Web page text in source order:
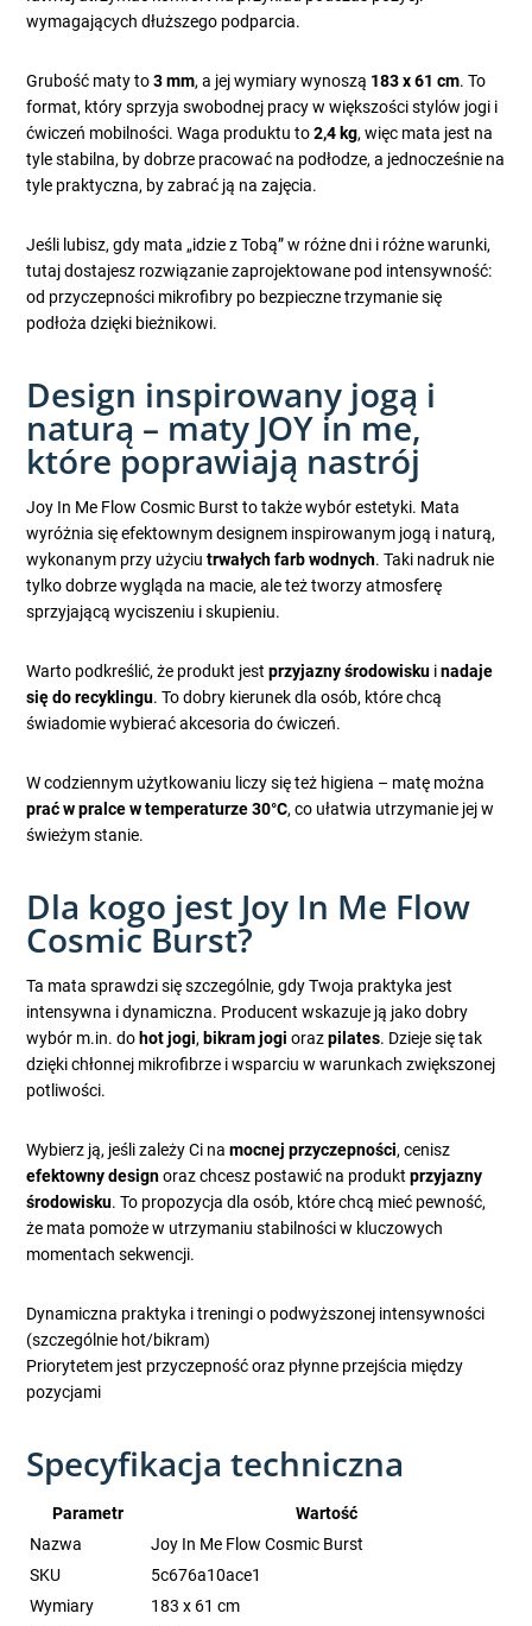
wymagających dłuższego podparcia.
Grubość maty to3 mm, a jej wymiary wynoszą 183 x 61 cm. To
format, który sprzyja swobodnej pracy w większości stylów jogi i
ćwiczeń mobilności. Waga produktu to2,4 kg, więc mata jest na
tyle stabilna, by dobrze pracować na podłodze, a jednocześnie na
tyle praktyczna, by zabrać ją na zajęcia.
Jeśli lubisz, gdy mata „idzie z Tobą” w różne dni i różne warunki,
tutaj dostajesz rozwiązanie zaprojektowane pod intensywność:
od przyczepności mikrofibry po bezpieczne trzymanie się
podłoża dzięki bieżnikowi.
Design inspirowany jogą i
naturą – maty JOY in me,
które poprawiają nastrój
Joy In Me Flow Cosmic Burst to także wybór estetyki. Mata
wyróżnia się efektownym designem inspirowanym jogą i naturą,
wykonanym przy użyciutrwałych farb wodnych. Taki nadruk nie
tylko dobrze wygląda na macie, ale też tworzy atmosferę
sprzyjającą wyciszeniu i skupieniu.
Warto podkreślić, że produkt jestprzyjazny środowisku inadaje
się do recyklingu. To dobry kierunek dla osób, które chcą
świadomie wybierać akcesoria do ćwiczeń.
W codziennym użytkowaniu liczy się też higiena – matę można
prać w pralce w temperaturze 30°C, co ułatwia utrzymanie jej w
świeżym stanie.
Dla kogo jest Joy In Me Flow
Cosmic Burst?
Ta mata sprawdzi się szczególnie, gdy Twoja praktyka jest
intensywna i dynamiczna. Producent wskazuje ją jako dobry
wybór m.in. do hot jogi, bikram jogi orazpilates. Dzieje się tak
dzięki chłonnej mikrofibrze i wsparciu w warunkach zwiększonej
potliwości.
Wybierz ją, jeśli zależy Ci namocnej przyczepności, cenisz
efektowny designoraz chcesz postawić na produktprzyjazny
środowisku. To propozycja dla osób, które chcą mieć pewność,
że mata pomoże w utrzymaniu stabilności w kluczowych
momentach sekwencji.
Dynamiczna praktyka i treningi o podwyższonej intensywności
(szczególnie hot/bikram)
Priorytetem jest przyczepność oraz płynne przejścia między
pozycjami
Specyfikacja techniczna
Parametr
Wartość
Nazwa
Joy In Me Flow Cosmic Burst
SKU
5c676a10ace1
Wymiary
183 x 61 cm